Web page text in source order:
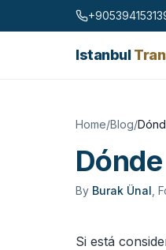
Skip to content
Istanbul
Home/Blog/
By Burak Ünal
Si está